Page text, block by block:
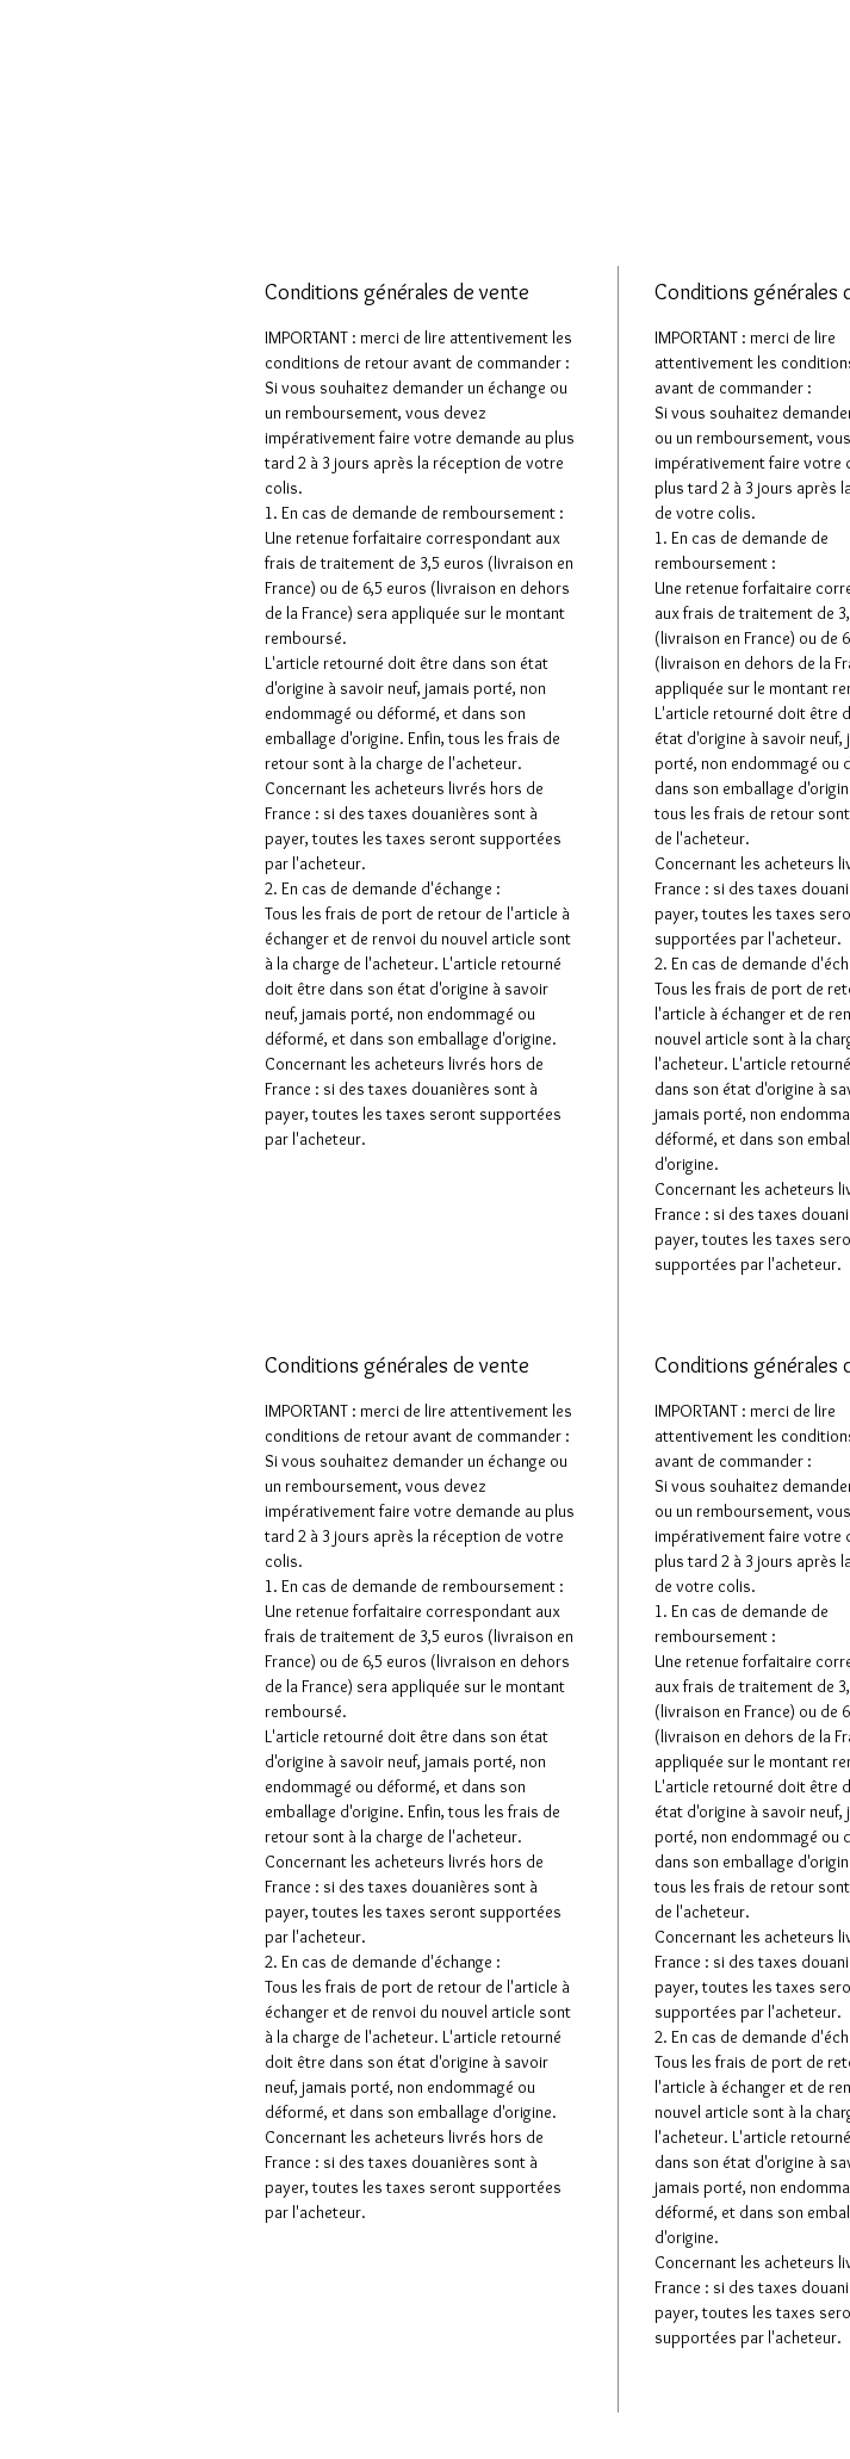
Conditions générales de vente
IMPORTANT : merci de lire attentivement les
conditions de retour avant de commander :
Si vous souhaitez demander un échange ou
un remboursement, vous devez
impérativement faire votre demande au plus
tard 2 à 3 jours après la réception de votre
colis.
1. En cas de demande de remboursement :
Une retenue forfaitaire correspondant aux
frais de traitement de 3,5 euros (livraison en
France) ou de 6,5 euros (livraison en dehors
de la France) sera appliquée sur le montant
remboursé.
L'article retourné doit être dans son état
d'origine à savoir neuf, jamais porté, non
endommagé ou déformé, et dans son
emballage d'origine. Enfin, tous les frais de
retour sont à la charge de l'acheteur.
Concernant les acheteurs livrés hors de
France : si des taxes douanières sont à
payer, toutes les taxes seront supportées
par l'acheteur.
2. En cas de demande d'échange :
Tous les frais de port de retour de l'article à
échanger et de renvoi du nouvel article sont
à la charge de l'acheteur. L'article retourné
doit être dans son état d'origine à savoir
neuf, jamais porté, non endommagé ou
déformé, et dans son emballage d'origine.
Concernant les acheteurs livrés hors de
France : si des taxes douanières sont à
payer, toutes les taxes seront supportées
par l'acheteur.
Conditions générales
IMPORTANT : merci de lire
attentivement les
avant de commander :
Si vous souhaitez
ou un remboursement,
impérativement faire votre
plus tard 2 à 3 jours après
de votre colis.
1. En cas de demande de
remboursement :
Une retenue forfaitaire
aux frais de traitement de
(livraison en France) ou de
(livraison en dehors de la
appliquée sur le montant
L'article retourné doit être
état d'origine à savoir neuf,
porté, non endommagé ou
dans son emballage
tous les frais de retour
de l'acheteur.
Concernant les acheteurs
France : si des taxes
payer, toutes les taxes
supportées par l'acheteur.
2. En cas de demande
Tous les frais de port de
l'article à échanger et de
nouvel article sont à la
l'acheteur. L'article
dans son état d'origine à
jamais porté, non
déformé, et dans son
d'origine.
Concernant les acheteurs
France : si des taxes
payer, toutes les taxes
supportées par l'acheteur.
Conditions générales de vente
IMPORTANT : merci de lire attentivement les
conditions de retour avant de commander :
Si vous souhaitez demander un échange ou
un remboursement, vous devez
impérativement faire votre demande au plus
tard 2 à 3 jours après la réception de votre
colis.
1. En cas de demande de remboursement :
Une retenue forfaitaire correspondant aux
frais de traitement de 3,5 euros (livraison en
France) ou de 6,5 euros (livraison en dehors
de la France) sera appliquée sur le montant
remboursé.
L'article retourné doit être dans son état
d'origine à savoir neuf, jamais porté, non
endommagé ou déformé, et dans son
emballage d'origine. Enfin, tous les frais de
retour sont à la charge de l'acheteur.
Concernant les acheteurs livrés hors de
France : si des taxes douanières sont à
payer, toutes les taxes seront supportées
par l'acheteur.
2. En cas de demande d'échange :
Tous les frais de port de retour de l'article à
échanger et de renvoi du nouvel article sont
à la charge de l'acheteur. L'article retourné
doit être dans son état d'origine à savoir
neuf, jamais porté, non endommagé ou
déformé, et dans son emballage d'origine.
Concernant les acheteurs livrés hors de
France : si des taxes douanières sont à
payer, toutes les taxes seront supportées
par l'acheteur.
Conditions générales
IMPORTANT : merci de lire
attentivement les
avant de commander :
Si vous souhaitez
ou un remboursement,
impérativement faire votre
plus tard 2 à 3 jours après
de votre colis.
1. En cas de demande de
remboursement :
Une retenue forfaitaire
aux frais de traitement de
(livraison en France) ou de
(livraison en dehors de la
appliquée sur le montant
L'article retourné doit être
état d'origine à savoir neuf,
porté, non endommagé ou
dans son emballage
tous les frais de retour
de l'acheteur.
Concernant les acheteurs
France : si des taxes
payer, toutes les taxes
supportées par l'acheteur.
2. En cas de demande
Tous les frais de port de
l'article à échanger et de
nouvel article sont à la
l'acheteur. L'article
dans son état d'origine à
jamais porté, non
déformé, et dans son
d'origine.
Concernant les acheteurs
France : si des taxes
payer, toutes les taxes
supportées par l'acheteur.